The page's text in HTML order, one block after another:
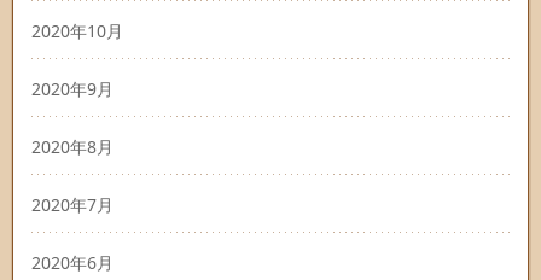
2020年10月
2020年9月
2020年8月
2020年7月
2020年6月